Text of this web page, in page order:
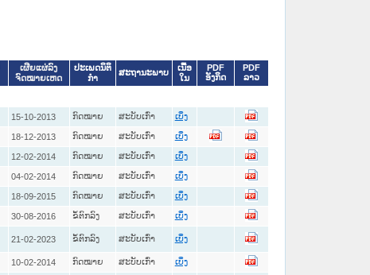
ເຜີຍແຜ່ລົງ
ຈົດໝາຍເຫດ
ປະເພດນິຕິ
ກໍາ
ສະຖານະພາບ
ເນື້ອ
ໃນ
PDF
ອັງກິດ
PDF
ລາວ
15-10-2013 ກົດໝາຍ ສະບັບເກົ່າ ເບິ່ງ
18-12-2013 ກົດໝາຍ ສະບັບເກົ່າ ເບິ່ງ
12-02-2014 ກົດໝາຍ ສະບັບເກົ່າ ເບິ່ງ
04-02-2014 ກົດໝາຍ ສະບັບເກົ່າ ເບິ່ງ
18-09-2015 ກົດໝາຍ ສະບັບເກົ່າ ເບິ່ງ
30-08-2016 ຂໍ້ຕົກລົງ ສະບັບເກົ່າ ເບິ່ງ
21-02-2023 ຂໍ້ຕົກລົງ ສະບັບເກົ່າ ເບິ່ງ
10-02-2014 ກົດໝາຍ ສະບັບເກົ່າ ເບິ່ງ